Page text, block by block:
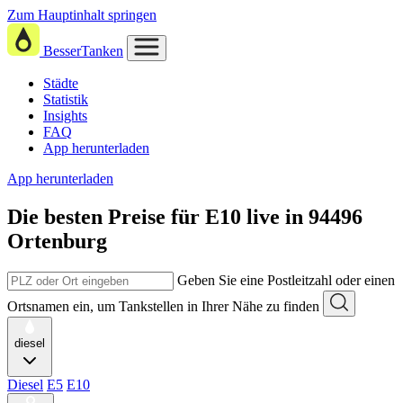
Zum Hauptinhalt springen
BesserTanken
Städte
Statistik
Insights
FAQ
App herunterladen
App herunterladen
Die besten Preise für E10 live in 94496
Ortenburg
Geben Sie eine Postleitzahl oder einen
Ortsnamen ein, um Tankstellen in Ihrer Nähe zu finden
diesel
Diesel E5 E10